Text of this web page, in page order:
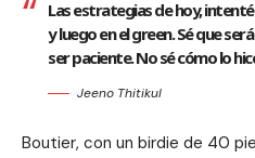
Las estrategias de hoy,
y luego en el green. Sé que
ser paciente. No sé cómo lo
Jeeno Thitikul
Boutier, con un birdie de 40